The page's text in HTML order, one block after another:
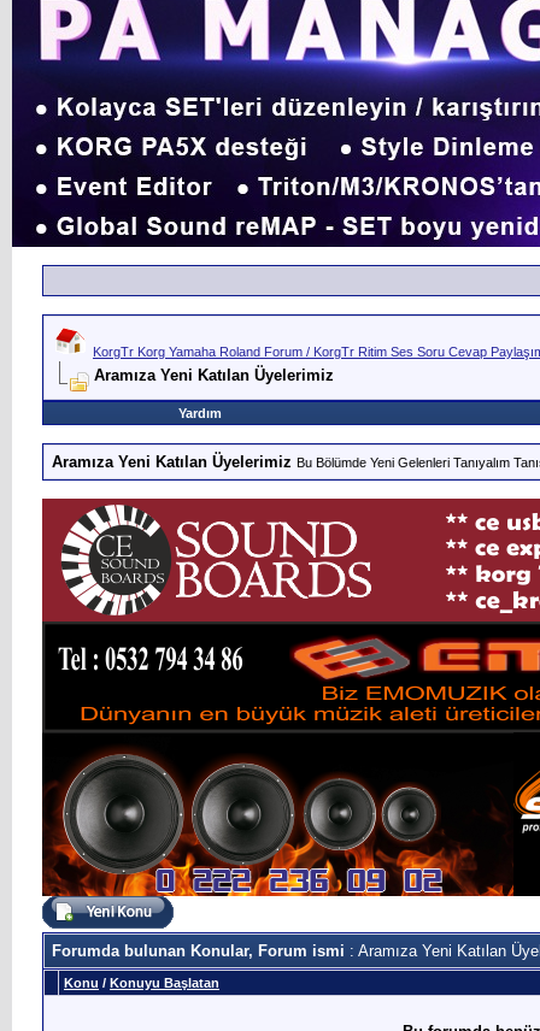
KorgTr Korg Yamaha Roland Forum / KorgTr Ritim Ses Soru Cevap
Aramıza Yeni Katılan Üyelerimiz
Yardım
Aramıza Yeni Katılan Üyelerimiz Bu Bölümde Yeni Gelenleri Tanıyalım
Forumda bulunan Konular, Forum ismi : Aramıza Yeni Katılan
Konu / Konuyu Başlatan